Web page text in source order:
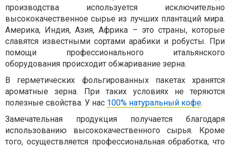
производства используется исключительно
высококачественное сырье из лучших плантаций мира.
Америка, Индия, Азия, Африка – это страны, которые
славятся известными сортами арабики и робусты. При
помощи профессионального итальянского
оборудования происходит обжаривание зерна.
В герметических фольгированных пакетах хранятся
ароматные зерна. При таких условиях не теряются
полезные свойства. У нас 100% натуральный кофе.
Замечательная продукция получается благодаря
использованию высококачественного сырья. Кроме
того, осуществляется профессиональная обработка, что